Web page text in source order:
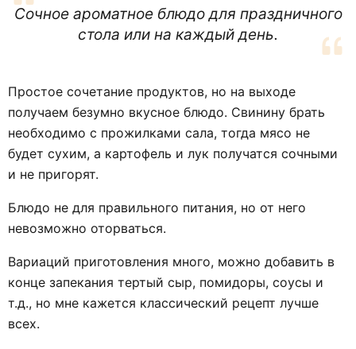
Сочное ароматное блюдо для праздничного
стола или на каждый день.
Простое сочетание продуктов, но на выходе
получаем безумно вкусное блюдо. Свинину брать
необходимо с прожилками сала, тогда мясо не
будет сухим, а картофель и лук получатся сочными
и не пригорят.
Блюдо не для правильного питания, но от него
невозможно оторваться.
Вариаций приготовления много, можно добавить в
конце запекания тертый сыр, помидоры, соусы и
т.д., но мне кажется классический рецепт лучше
всех.